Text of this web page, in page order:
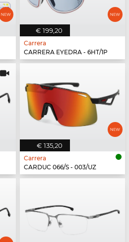
€ 199,20
Carrera
CARRERA EYEDRA - 6HT/1P
€ 135,20
Carrera
CARDUC 066/S - 003/UZ